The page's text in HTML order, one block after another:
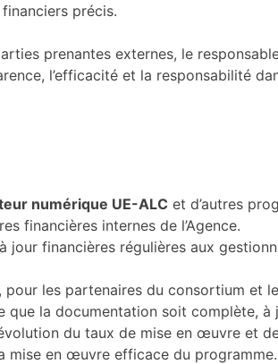
précis.
prenantes externes, le
l’efficacité et la responsabilité
numérique UE-ALC et d’autres
financières internes de l’Agence.
financières régulières aux
les partenaires du consortium et
la documentation soit complète, à
du taux de mise en œuvre et
mise en œuvre efficace du programme.